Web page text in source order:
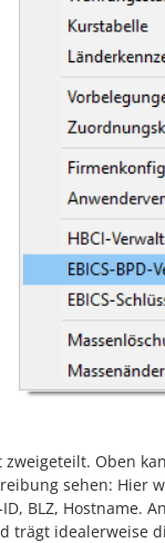
zweigeteilt. Oben
sehen: Hier
BLZ, Hostname.
trägt idealerweise